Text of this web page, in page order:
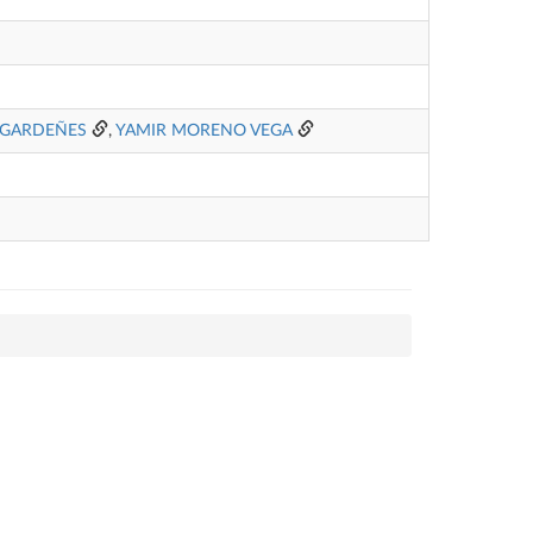
, YAMIR MORENO VEGA